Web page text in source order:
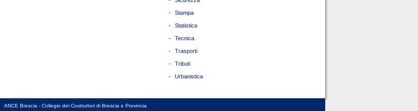
- Stampa
- Statistica
- Tecnica
- Trasporti
- Tributi
- Urbanistica
ANCE Brescia - Collegio dei Costruttori di Brescia e Provincia